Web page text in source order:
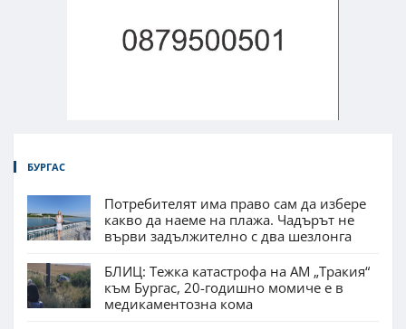
БУРГАС
Потребителят има право сам да избере
какво да наеме на плажа. Чадърът не
върви задължително с два шезлонга
БЛИЦ: Тежка катастрофа на АМ „Тракия“
към Бургас, 20-годишно момиче е в
медикаментозна кома